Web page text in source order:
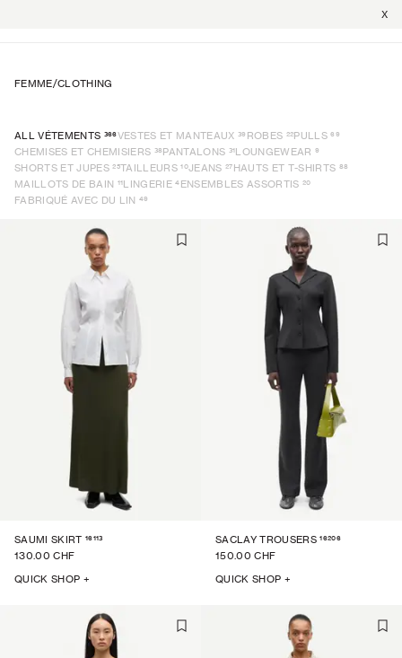
X
FEMME/CLOTHING
ALL VÉTEMENTS 366VESTES ET MANTEAUX 39 ROBES 22PULLS 69
CHEMISES ET CHEMISIERS 38PANTALONS 31LOUNGEWEAR 9
SHORTS ET JUPES 25TAILLEURS 10JEANS 27HAUTS ET T-SHIRTS 88
MAILLOTS DE BAIN 11LINGERIE 4ENSEMBLES ASSORTIS 20
FABRIQUÉ AVEC DU LIN 49
SAUMI SKIRT 16113
130.00 CHF
QUICK SHOP +
SACLAY TROUSERS 16206
150.00 CHF
QUICK SHOP +